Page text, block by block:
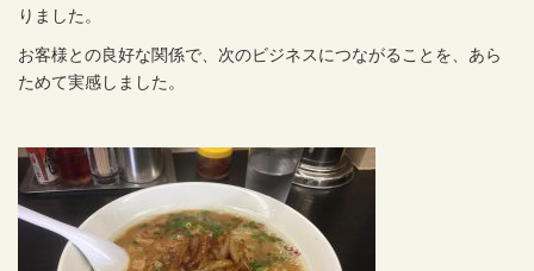
りました。
お客様との良好な関係で、次のビジネスにつながることを、あら
ためて実感しました。